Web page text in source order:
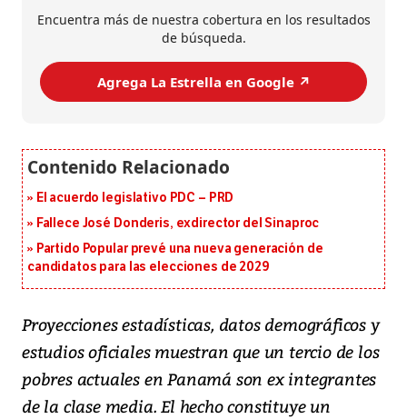
Encuentra más de nuestra cobertura en los resultados
de búsqueda.
Agrega La Estrella en Google ↗️
El acuerdo legislativo PDC – PRD
Fallece José Donderis, exdirector del Sinaproc
Partido Popular prevé una nueva generación de
candidatos para las elecciones de 2029
Proyecciones estadísticas, datos demográficos y
estudios oficiales muestran que un tercio de los
pobres actuales en Panamá son ex integrantes
de la clase media. El hecho constituye un